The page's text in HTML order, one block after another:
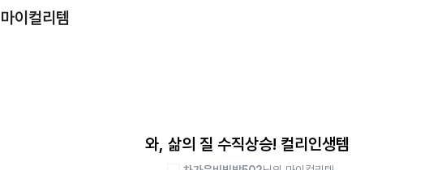
마이컬리템
와, 삶의 질 수직상승! 컬리인생템